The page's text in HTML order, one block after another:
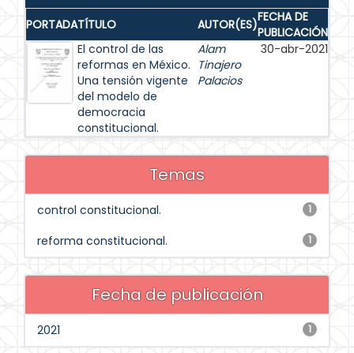
PORTADATÍTULO AUTOR(ES)FECHA DE
PUBLICACIÓN
El control de las
reformas en México.
Una tensión vigente
del modelo de
democracia
constitucional.
Alam
Tinajero
Palacios
30-abr-2021
Temas
1
control constitucional.
1
reforma constitucional.
Fecha de publicación
1
2021